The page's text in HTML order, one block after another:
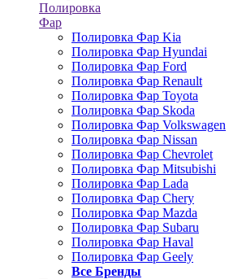
Полировка
Фар
Полировка Фар Kia
Полировка Фар Hyundai
Полировка Фар Ford
Полировка Фар Renault
Полировка Фар Toyota
Полировка Фар Skoda
Полировка Фар Volkswagen
Полировка Фар Nissan
Полировка Фар Chevrolet
Полировка Фар Mitsubishi
Полировка Фар Lada
Полировка Фар Chery
Полировка Фар Mazda
Полировка Фар Subaru
Полировка Фар Haval
Полировка Фар Geely
Все Бренды